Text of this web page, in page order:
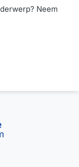
Neem